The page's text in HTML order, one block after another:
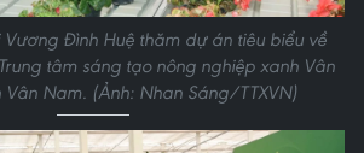
Vương Đình Huệ thăm dự án tiêu biểu về
tâm sáng tạo nông nghiệp xanh Vân
Vân Nam. (Ảnh: Nhan Sáng/TTXVN)